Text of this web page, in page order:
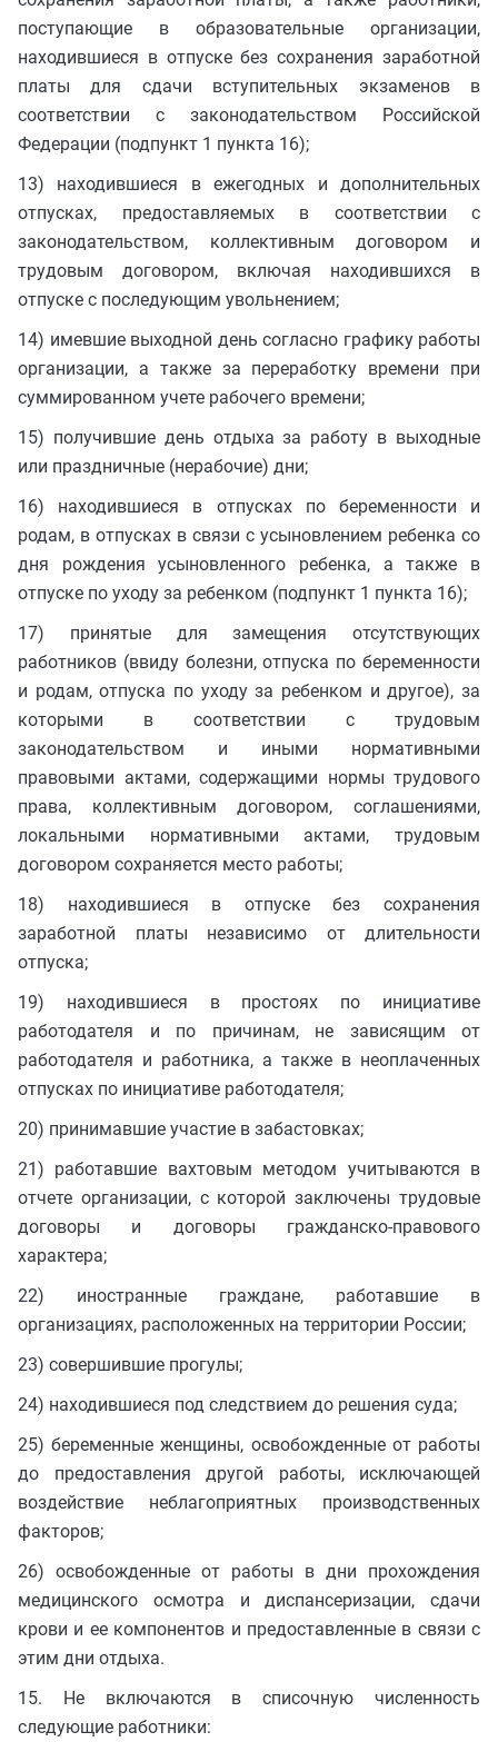
поступающие в образовательные организации,
находившиеся в отпуске без сохранения заработной
платы для сдачи вступительных экзаменов в
соответствии с законодательством Российской
Федерации (подпункт 1 пункта 16);
13) находившиеся в ежегодных и дополнительных
отпусках, предоставляемых в соответствии с
законодательством, коллективным договором и
трудовым договором, включая находившихся в
отпуске с последующим увольнением;
14) имевшие выходной день согласно графику работы
организации, а также за переработку времени при
суммированном учете рабочего времени;
15) получившие день отдыха за работу в выходные
или праздничные (нерабочие) дни;
16) находившиеся в отпусках по беременности и
родам, в отпусках в связи с усыновлением ребенка со
дня рождения усыновленного ребенка, а также в
отпуске по уходу за ребенком (подпункт 1 пункта 16);
17) принятые для замещения отсутствующих
работников (ввиду болезни, отпуска по беременности
и родам, отпуска по уходу за ребенком и другое), за
которыми в соответствии с трудовым
законодательством и иными нормативными
правовыми актами, содержащими нормы трудового
права, коллективным договором, соглашениями,
локальными нормативными актами, трудовым
договором сохраняется место работы;
18) находившиеся в отпуске без сохранения
заработной платы независимо от длительности
отпуска;
19) находившиеся в простоях по инициативе
работодателя и по причинам, не зависящим от
работодателя и работника, а также в неоплаченных
отпусках по инициативе работодателя;
20) принимавшие участие в забастовках;
21) работавшие вахтовым методом учитываются в
отчете организации, с которой заключены трудовые
договоры и договоры гражданско-правового
характера;
22) иностранные граждане, работавшие в
организациях, расположенных на территории России;
23) совершившие прогулы;
24) находившиеся под следствием до решения суда;
25) беременные женщины, освобожденные от работы
до предоставления другой работы, исключающей
воздействие неблагоприятных производственных
факторов;
26) освобожденные от работы в дни прохождения
медицинского осмотра и диспансеризации, сдачи
крови и ее компонентов и предоставленные в связи с
этим дни отдыха.
15. Не включаются в списочную численность
следующие работники: